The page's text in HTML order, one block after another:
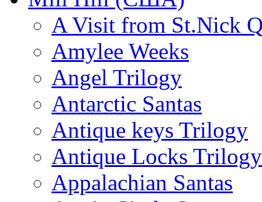
A Visit from St.Nick
Amylee Weeks
Angel Trilogy
Antarctic Santas
Antique keys Trilogy
Antique Locks Trilogy
Appalachian Santas